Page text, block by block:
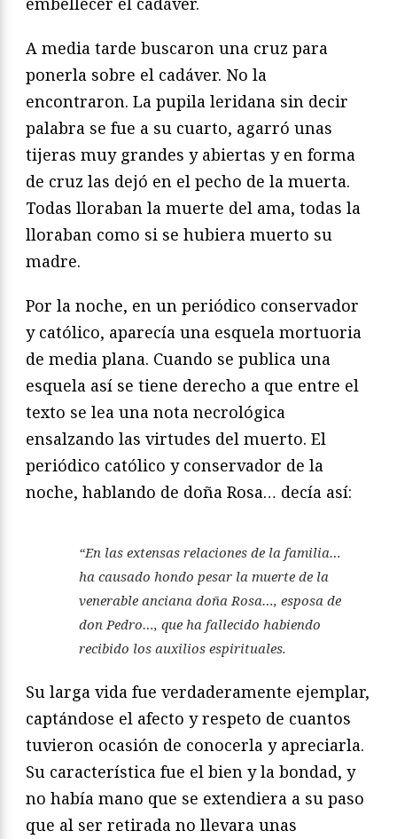
A media tarde buscaron una cruz para
ponerla sobre el cadáver. No la
encontraron. La pupila leridana sin decir
palabra se fue a su cuarto, agarró unas
tijeras muy grandes y abiertas y en forma
de cruz las dejó en el pecho de la muerta.
Todas lloraban la muerte del ama, todas la
lloraban como si se hubiera muerto su
madre.
Por la noche, en un periódico conservador
y católico, aparecía una esquela mortuoria
de media plana. Cuando se publica una
esquela así se tiene derecho a que entre el
texto se lea una nota necrológica
ensalzando las virtudes del muerto. El
periódico católico y conservador de la
noche, hablando de doña Rosa… decía así:
“En las extensas relaciones de la familia…
ha causado hondo pesar la muerte de la
venerable anciana doña Rosa…, esposa de
don Pedro…, que ha fallecido habiendo
recibido los auxilios espirituales.
Su larga vida fue verdaderamente ejemplar,
captándose el afecto y respeto de cuantos
tuvieron ocasión de conocerla y apreciarla.
Su característica fue el bien y la bondad, y
no había mano que se extendiera a su paso
que al ser retirada no llevara unas